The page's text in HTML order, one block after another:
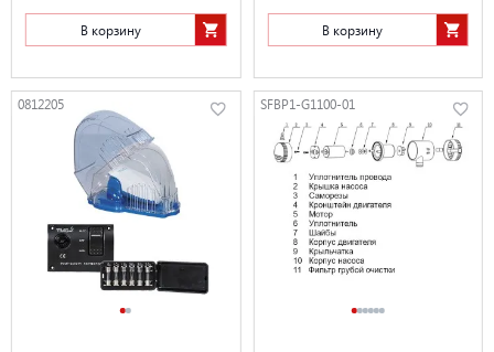
В корзину В корзину
0812205 SFBP1-G1100-01